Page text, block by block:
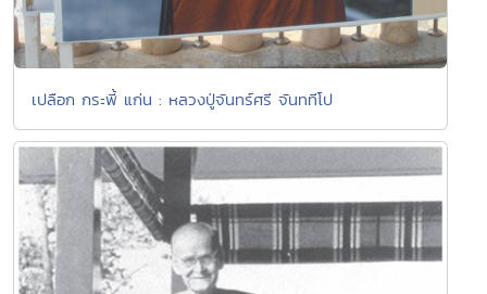
เปลือก กระพี้ แก่น : หลวงปู่จันทร์ศรี จันททีโป